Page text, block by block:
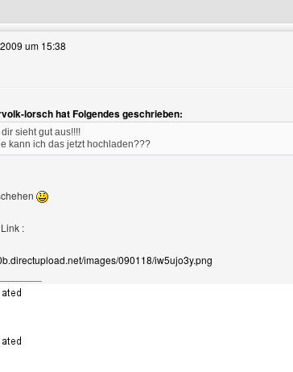
um 15:38
lorsch hat Folgendes geschrieben:
sieht gut aus!!!!
kann ich das jetzt hochladen???
:
images/090118/iw5ujo3y.png